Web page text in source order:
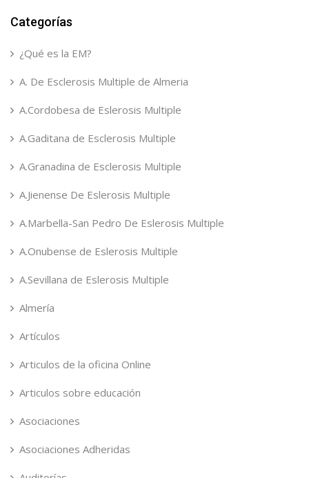
Categorías
¿Qué es la EM?
A. De Esclerosis Multiple de Almeria
A.Cordobesa de Eslerosis Multiple
A.Gaditana de Esclerosis Multiple
A.Granadina de Esclerosis Multiple
A.Jienense De Eslerosis Multiple
A.Marbella-San Pedro De Eslerosis Multiple
A.Onubense de Eslerosis Multiple
A.Sevillana de Eslerosis Multiple
Almería
Artículos
Articulos de la oficina Online
Articulos sobre educación
Asociaciones
Asociaciones Adheridas